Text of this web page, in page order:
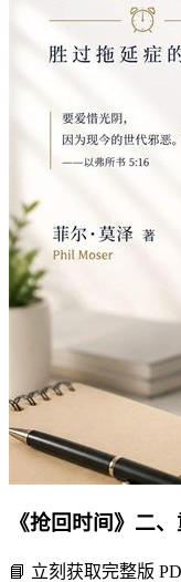
《抢回时间》二
📘 立刻获取完整版